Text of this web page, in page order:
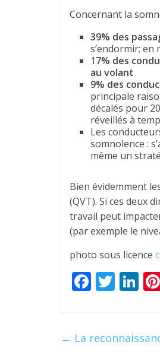
Concernant la
39% des
s’endormir; en
17% des
au volant
9% des
principale
décalés pour
réveillés à
Les
somnolence :
même un
Bien évidemment
(QVT). Si ces deux
travail peut
(par exemple le
photo sous licence
F
b
T
er
Li
e
← La